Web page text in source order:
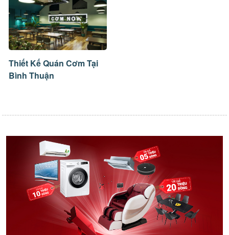
Thiết Kế Quán Cơm Tại
Bình Thuận